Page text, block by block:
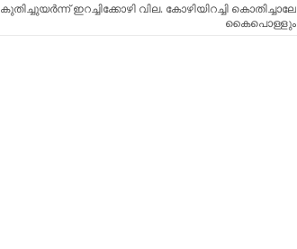
കുതിച്ചുയര്‍ന്ന് ഇറച്ചിക്കോഴി വില. കോഴിയിറച്ചി കൊതിച്ചാലേ
കൈപൊള്ളും